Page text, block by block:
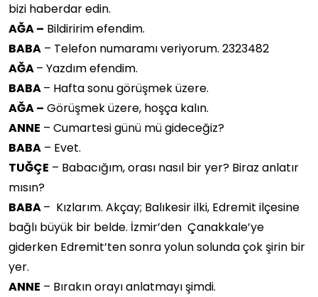
bizi haberdar edin.
AĞA – Bildiririm efendim.
BABA – Telefon numaramı veriyorum. 2323482
AĞA– Yazdım efendim.
BABA– Hafta sonu görüşmek üzere.
AĞA – Görüşmek üzere, hoşça kalın.
ANNE – Cumartesi günü mü gideceğiz?
BABA – Evet.
TUĞÇE – Babacığım, orası nasıl bir yer? Biraz anlatır
mısın?
BABA– Kızlarım. Akçay; Balıkesir ilki, Edremit ilçesine
bağlı büyük bir belde. İzmir’den Çanakkale’ye
giderken Edremit’ten sonra yolun solunda çok şirin bir
yer.
ANNE – Bırakın orayı anlatmayı şimdi.